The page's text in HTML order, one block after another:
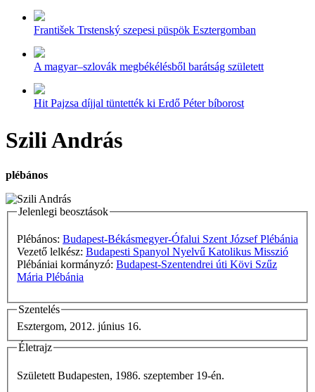
František Trstenský szepesi püspök Esztergomban
A magyar–szlovák megbékélésből barátság született
Hit Pajzsa díjjal tüntették ki Erdő Péter bíborost
Szili András
plébános
Jelenlegi beosztások
Plébános: Budapest-Békásmegyer-Ófalui Szent József Plébánia
Vezető lelkész: Budapesti Spanyol Nyelvű Katolikus Misszió
Plébániai kormányzó: Budapest-Szentendrei úti Kövi Szűz
Mária Plébánia
Szentelés
Esztergom, 2012. június 16.
Életrajz
Született Budapesten, 1986. szeptember 19-én.